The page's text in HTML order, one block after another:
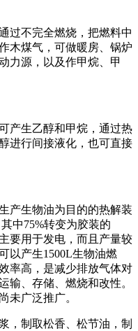
过不完全燃烧，把燃料中
木煤气，可做暖房、锅炉
力源，以及作甲烷、甲
产生乙醇和甲烷，通过热
进行间接液化，也可直接
产生物油为目的的热解装
中75%转变为胶装的
要用于发电，而且产量较
以产生1500L生物油燃
率高，是减少排放气体对
输、存储、燃烧和改性。
未广泛推广。
，制取松香、松节油，制